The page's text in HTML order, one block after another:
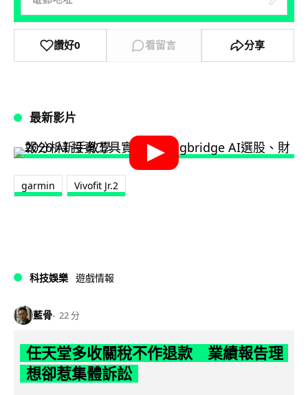
讚好0 看留言 分享
最新影片
garmin Vivofit Jr.2
科技娛樂 遊戲情報
藍骨 22 分
任天堂多收關稅不作退款 業績報告理
想卻惹集體訴訟